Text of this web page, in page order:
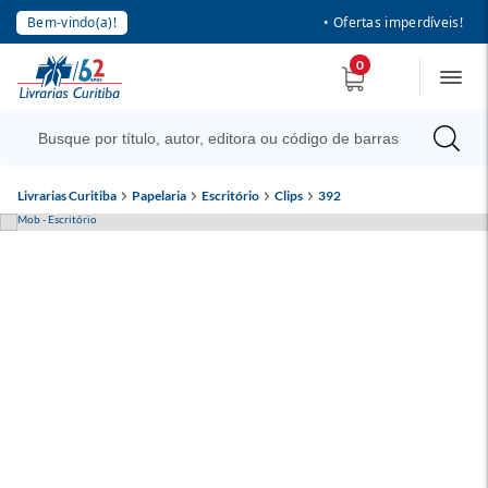
Bem-vindo(a)! • Ofertas imperdíveis!
0
Livrarias Curitiba Papelaria Escritório Clips 392